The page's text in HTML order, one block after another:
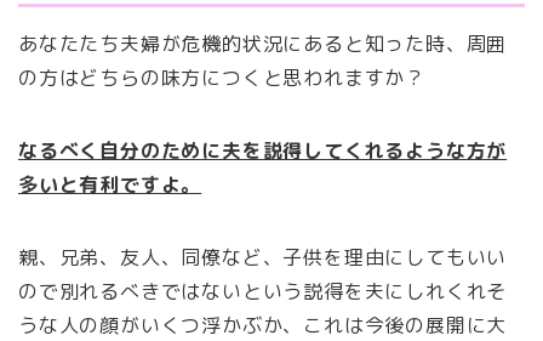
あなたたち夫婦が危機的状況にあると知った時、周囲
の方はどちらの味方につくと思われますか？
なるべく自分のために夫を説得してくれるような方が
多いと有利ですよ。
親、兄弟、友人、同僚など、子供を理由にしてもいい
ので別れるべきではないという説得を夫にしれくれそ
うな人の顔がいくつ浮かぶか、これは今後の展開に大